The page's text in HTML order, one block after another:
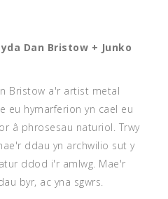
Dan Bristow + Junko
Bristow a'r artist metal
eu hymarferion yn cael eu
â phrosesau naturiol. Trwy
ddau yn archwilio sut y
ddod i'r amlwg. Mae'r
byr, ac yna sgwrs.